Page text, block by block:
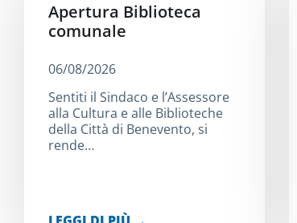
Apertura Biblioteca
comunale
06/08/2026
Sentiti il Sindaco e l’Assessore
alla Cultura e alle Biblioteche
della Città di Benevento, si
rende…